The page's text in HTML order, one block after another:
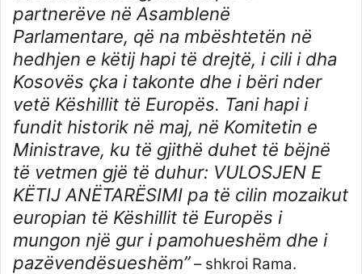
partnerëve në Asamblenë
Parlamentare, që na mbështetën në
hedhjen e këtij hapi të drejtë, i cili i dha
Kosovës çka i takonte dhe i bëri nder
vetë Këshillit të Europës. Tani hapi i
fundit historik në maj, në Komitetin e
Ministrave, ku të gjithë duhet të bëjnë
të vetmen gjë të duhur: VULOSJEN E
KËTIJ ANËTARËSIMI pa të cilin mozaikut
europian të Këshillit të Europës i
mungon një gur i pamohueshëm dhe i
pazëvendësueshëm” – shkroi Rama.